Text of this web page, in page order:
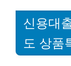
신용대
도 상품